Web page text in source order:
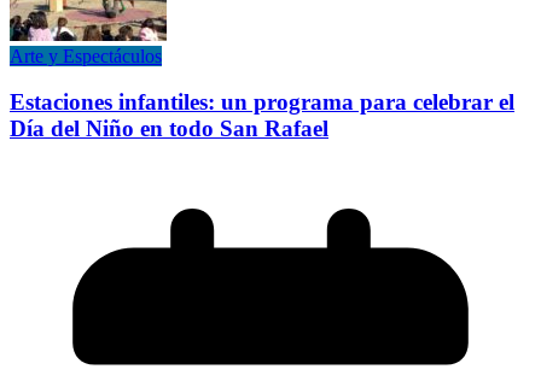
Arte y Espectáculos
Estaciones infantiles: un programa para celebrar el
Día del Niño en todo San Rafael